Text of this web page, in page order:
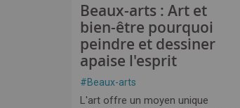
Beaux-arts : Art et
bien-être pourquoi
peindre et dessiner
apaise l'esprit
#Beaux-arts
L'art offre un moyen unique